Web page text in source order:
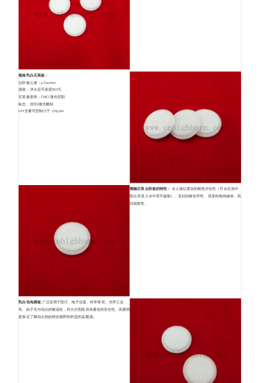
规格乳白石英板：
台阶板公差：±3acmin
调质：淬火后可承受500℃
石英板形状：CNC/激光切割
标志：丝印/激光雕刻
OH含量可控制小于20ppm
熔融石英台阶板的特性： 令人难以置信的耐热冲击性（可从红热中
取出并浸入水中而不破裂）。良好的耐化学性。优异的电绝缘体。高
抗辐射性。
乳白色电熔板广泛应用于医疗、电子仪器、科学研究、光学工业
等。由于无与伦比的耐温性，对火灾危险具有最佳的安全性。高透明
度保证了舞动火焰的绝佳视野和舒适的温暖感。